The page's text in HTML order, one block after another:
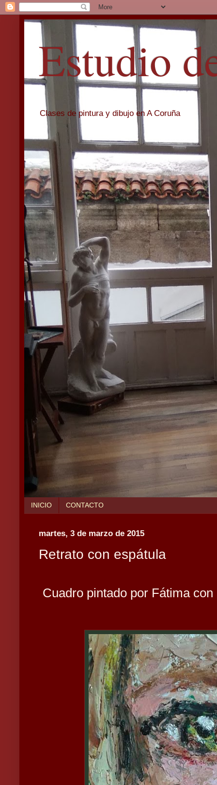
Estudio
Clases de pintura y dibujo en A Coruña
INICIO CONTACTO
martes, 3 de marzo de 2015
Retrato con espátula
Cuadro pintado por Fátima